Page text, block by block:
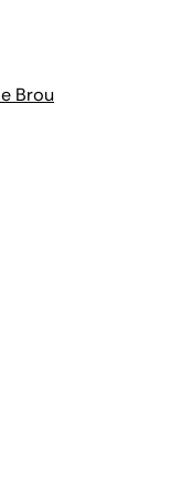
Brou